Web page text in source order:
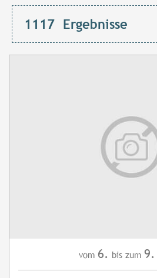
1117 Ergebnisse
vom 6. bis zum 9.